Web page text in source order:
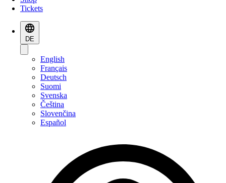
Tickets
DE
English
Français
Deutsch
Suomi
Svenska
Čeština
Slovenčina
Español